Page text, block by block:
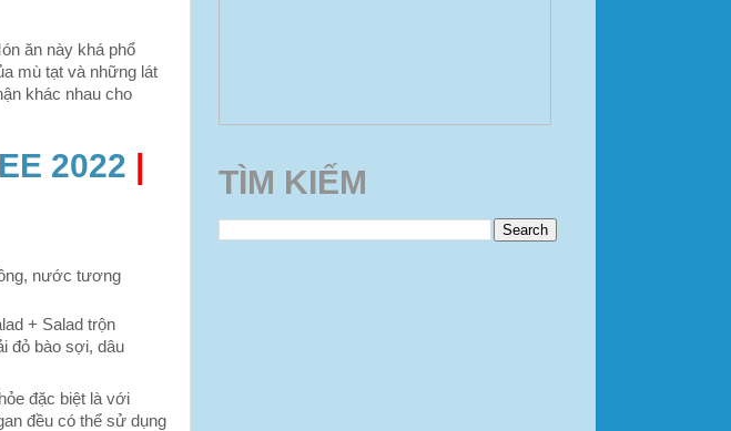
ăn này khá phổ
mù tạt và những lát
khác nhau cho
2022
nước tương
+ Salad trộn
đỏ bào sợi, dâu
đặc biệt là với
đều có thể sử dụng
TÌM KIẾM